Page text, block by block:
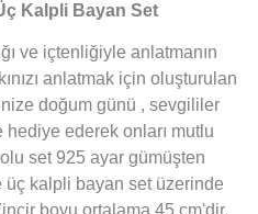
Kalpli Bayan Set
ve içtenliğiyle anlatmanın
anlatmak için oluşturulan
doğum günü , sevgililer
ederek onları mutlu
set 925 ayar gümüşten
üç kalpli bayan set üzerinde